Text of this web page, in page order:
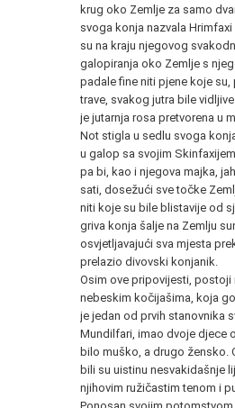
krug oko Zemlje za samo
svoga konja nazvala
su na kraju njegovog
galopiranja oko Zemlje s
padale fine niti pjene koje su,
trave, svakog jutra bile
je jutarnja rosa pretvorena u
Not stigla u sedlu svoga
u galop sa svojim
pa bi, kao i njegova majka,
sati, dosežući sve točke
niti koje su bile blistavije od
griva konja šalje na Zemlju
osvjetljavajući sva mjesta
prelazio divovski konjanik.
Osim ove pripovijesti, postoji
nebeskim kočijašima, koja
je jedan od prvih stanovnika
Mundilfari, imao dvoje djece
bilo muško, a drugo žensko.
bili su uistinu nesvakidašnje
njihovim ružičastim tenom i